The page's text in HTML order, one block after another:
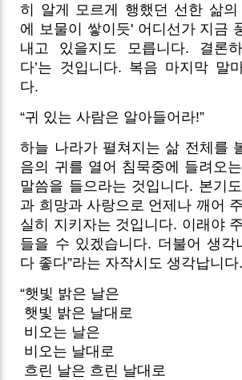
히 알게 모르게 행했던 선한 삶의
에 보물이 쌓이듯' 어디선가 지금
내고 있을지도 모릅니다. 결론
다’는 것입니다. 복음 마지막 말
다.
“귀 있는 사람은 알아들어라!”
하늘 나라가 펼쳐지는 삶 전체를
음의 귀를 열어 침묵중에 들려오
말씀을 들으라는 것입니다. 본기
과 희망과 사랑으로 언제나 깨어
실히 지키자는 것입니다. 이래야
들을 수 있겠습니다. 더불어 생각
다 좋다”라는 자작시도 생각납니다.
“햇빛 밝은 날은
햇빛 밝은 날대로
비오는 날은
비오는 날대로
흐린 날은 흐린 날대로